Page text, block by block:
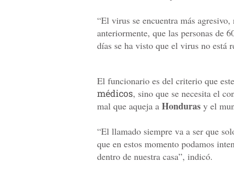
“El virus se encuentra más
anteriormente, que las personas de
días se ha visto que el virus no está
El funcionario es del criterio que
médicos, sino que se necesita el
mal que aqueja a Honduras y el
“El llamado siempre va a ser que
que en estos momento podamos
dentro de nuestra casa”, indicó.